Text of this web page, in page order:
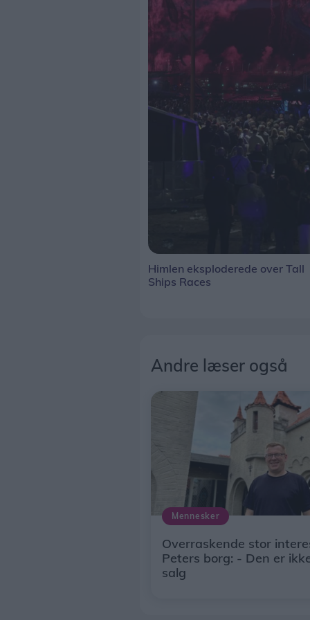
Himlen eksploderede over Tall
Ships Races
Andre læser også
Mennesker
Overraskende stor
Peters borg: - Den er
salg